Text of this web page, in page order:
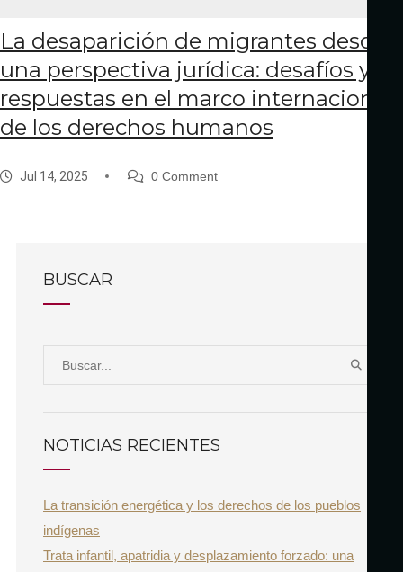
La desaparición de migrantes desde
una perspectiva jurídica: desafíos y
respuestas en el marco internacional
de los derechos humanos
Jul 14, 2025 0 Comment
BUSCAR
f
o
r
B
NOTICIAS RECIENTES
La transición energética y los derechos de los pueblos
indígenas
Trata infantil, apatridia y desplazamiento forzado: una